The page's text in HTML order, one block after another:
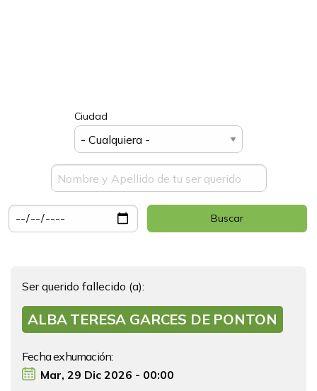
Ciudad
Ser querido fallecido (a):
ALBA TERESA GARCES DE PONTON
Fecha exhumación:
Mar, 29 Dic 2026 - 00:00